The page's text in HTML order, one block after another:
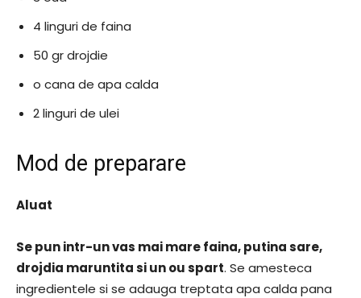
4 linguri de faina
50 gr drojdie
o cana de apa calda
2 linguri de ulei
Mod de preparare
Aluat
Se pun intr-un vas mai mare faina, putina sare,
drojdia maruntita si un ou spart. Se amesteca
ingredientele si se adauga treptata apa calda pana